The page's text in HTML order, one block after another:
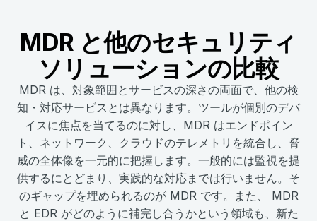
MDR と他のセキュリティ
ソリューションの比較
MDR は、対象範囲とサービスの深さの両面で、他の検
知・対応サービスとは異なります。ツールが個別のデバ
イスに焦点を当てるのに対し、MDR はエンドポイン
ト、ネットワーク、クラウドのテレメトリを統合し、脅
威の全体像を一元的に把握します。一般的には監視を提
供するにとどまり、実践的な対応までは行いません。そ
のギャップを埋められるのが MDR です。また、 MDR
と EDR がどのように補完し合うかという領域も、新た